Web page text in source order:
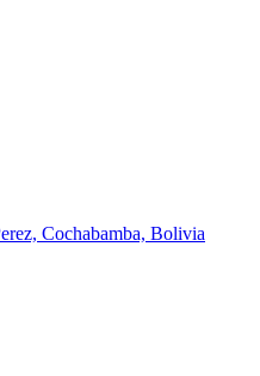
Cochabamba, Bolivia